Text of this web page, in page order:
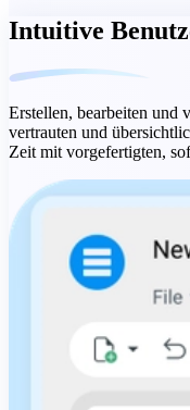
Intuitive
Erstellen, bearbeiten und
vertrauten und
Zeit mit vorgefertigten,